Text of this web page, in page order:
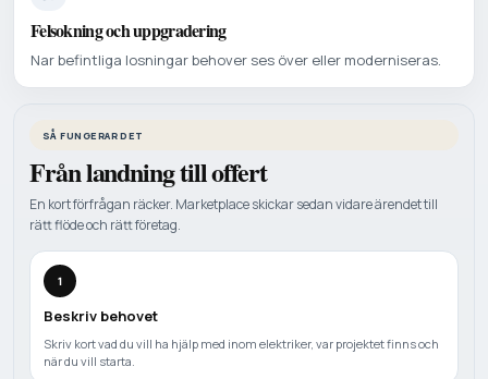
Felsokning och uppgradering
Nar befintliga losningar behover ses över eller moderniseras.
SÅ FUNGERAR DET
Från landning till offert
En kort förfrågan räcker. Marketplace skickar sedan vidare ärendet till
rätt flöde och rätt företag.
1
Beskriv behovet
Skriv kort vad du vill ha hjälp med inom elektriker, var projektet finns och
när du vill starta.